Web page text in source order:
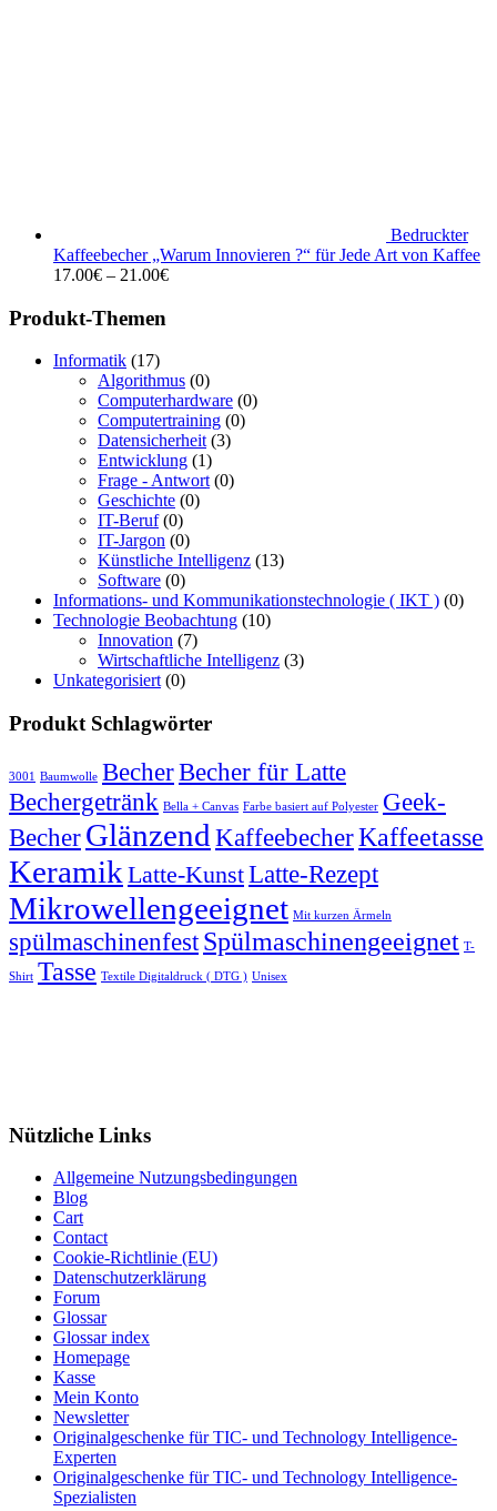
Bedruckter
Kaffeebecher „Warum Innovieren ?“ für Jede Art von Kaffee
17.00€ – 21.00€
Produkt-Themen
Informatik (17)
Algorithmus (0)
Computerhardware (0)
Computertraining (0)
Datensicherheit (3)
Entwicklung (1)
Frage - Antwort (0)
Geschichte (0)
IT-Beruf (0)
IT-Jargon (0)
Künstliche Intelligenz (13)
Software (0)
Informations- und Kommunikationstechnologie ( IKT ) (0)
Technologie Beobachtung (10)
Innovation (7)
Wirtschaftliche Intelligenz (3)
Unkategorisiert (0)
Produkt Schlagwörter
3001 Baumwolle BecherBecher für Latte
Bechergetränk Bella + Canvas Farbe basiert auf Polyester Geek-
BecherGlänzend KaffeebecherKaffeetasse
Keramik Latte-KunstLatte-Rezept
Mikrowellengeeignet Mit kurzen Ärmeln
spülmaschinenfestSpülmaschinengeeignet T-
Shirt Tasse Textile Digitaldruck ( DTG ) Unisex
Nützliche Links
Allgemeine Nutzungsbedingungen
Blog
Cart
Contact
Cookie-Richtlinie (EU)
Datenschutzerklärung
Forum
Glossar
Glossar index
Homepage
Kasse
Mein Konto
Newsletter
Originalgeschenke für TIC- und Technology Intelligence-
Experten
Originalgeschenke für TIC- und Technology Intelligence-
Spezialisten